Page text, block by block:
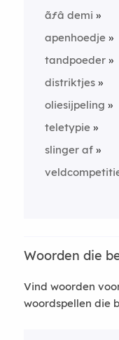
ãƒâ demi
apenhoedje
tandpoeder
distriktjes
oliesijpeling
teletypie
slinger af
Woorden die
Vind woorden
woordspellen die